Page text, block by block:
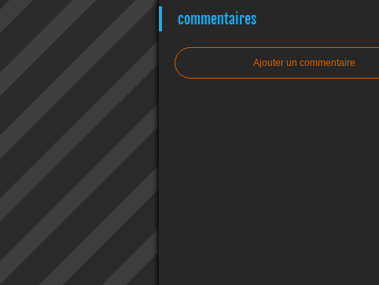
commentaires
Ajouter un commentaire